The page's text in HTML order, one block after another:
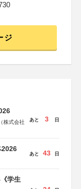
ジ
株式会社
あと 3 日
2026
あと 43 日
学生